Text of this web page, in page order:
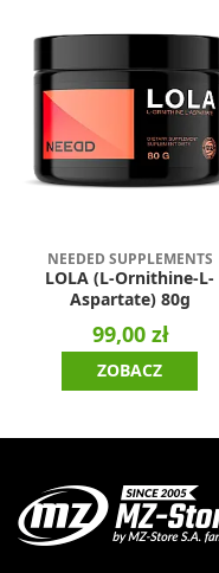
NEEDED SUPPLEMENTS
LOLA (L-Ornithine-L-
Aspartate) 80g
99,00 zł
ZOBACZ